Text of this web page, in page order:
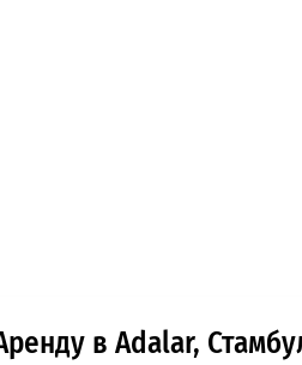
в Adalar,